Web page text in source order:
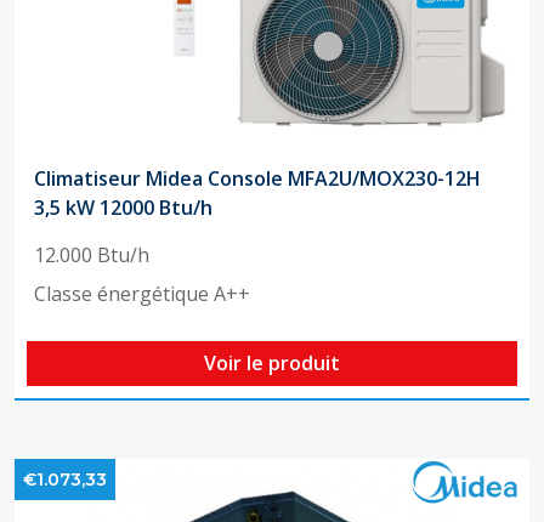
Climatiseur Midea Console MFA2U/MOX230-12H
3,5 kW 12000 Btu/h
12.000 Btu/h
Classe énergétique A++
Voir le produit
€1.073,33